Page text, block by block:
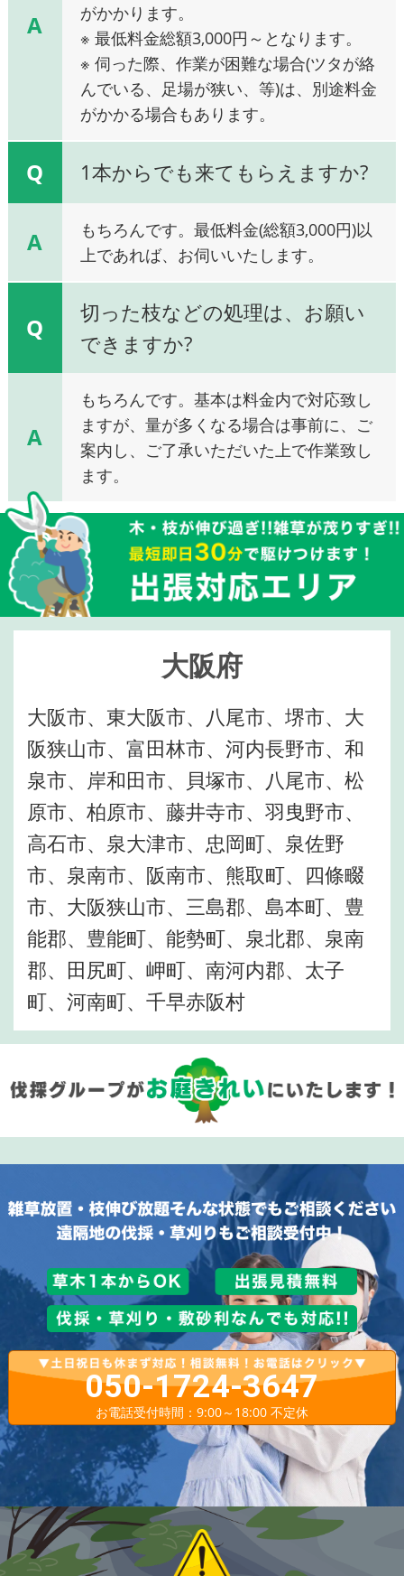
A
がかかります。
※ 最低料金総額3,000円～となります。
※ 伺った際、作業が困難な場合(ツタが絡
んでいる、足場が狭い、等)は、別途料金
がかかる場合もあります。
Q 1本からでも来てもらえますか?
A
もちろんです。最低料金(総額3,000円)以
上であれば、お伺いいたします。
Q
切った枝などの処理は、お願い
できますか?
A
もちろんです。基本は料金内で対応致し
ますが、量が多くなる場合は事前に、ご
案内し、ご了承いただいた上で作業致し
ます。
大阪府
大阪市、東大阪市、八尾市、堺市、大
阪狭山市、富田林市、河内長野市、和
泉市、岸和田市、貝塚市、八尾市、松
原市、柏原市、藤井寺市、羽曳野市、
高石市、泉大津市、忠岡町、泉佐野
市、泉南市、阪南市、熊取町、四條畷
市、大阪狭山市、三島郡、島本町、豊
能郡、豊能町、能勢町、泉北郡、泉南
郡、田尻町、岬町、南河内郡、太子
町、河南町、千早赤阪村
050-1724-3647
お電話受付時間：9:00～18:00 不定休